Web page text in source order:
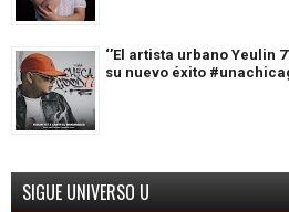
‘’El artista urbano Yeulin
su nuevo éxito
SIGUE UNIVERSO U